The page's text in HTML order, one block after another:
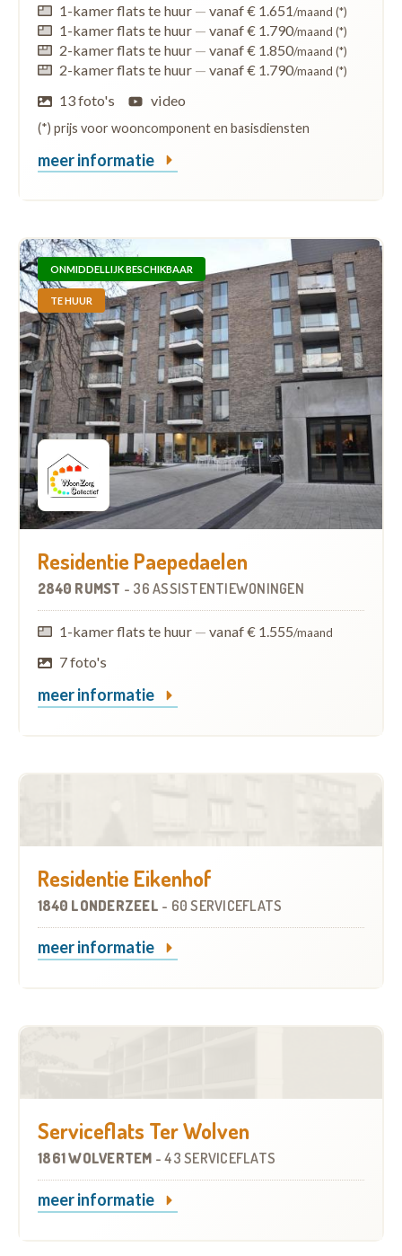
1-kamer flats te huur — vanaf € 1.651/maand (*)
1-kamer flats te huur — vanaf € 1.790/maand (*)
2-kamer flats te huur — vanaf € 1.850/maand (*)
2-kamer flats te huur — vanaf € 1.790/maand (*)
13 foto's video
(*) prijs voor wooncomponent en basisdiensten
meer informatie
ONMIDDELLIJK BESCHIKBAAR
TE HUUR
Residentie Paepedaelen
2840 RUMST - 36 ASSISTENTIEWONINGEN
1-kamer flats te huur — vanaf € 1.555/maand
7 foto's
meer informatie
Residentie Eikenhof
1840 LONDERZEEL - 60 SERVICEFLATS
meer informatie
Serviceflats Ter Wolven
1861 WOLVERTEM -43 SERVICEFLATS
meer informatie